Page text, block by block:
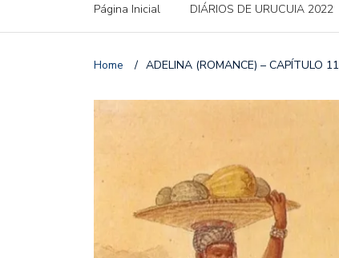
Página Inicial DIÁRIOS DE URUCUIA 2022
Home / ADELINA (ROMANCE) – CAPÍTULO 11